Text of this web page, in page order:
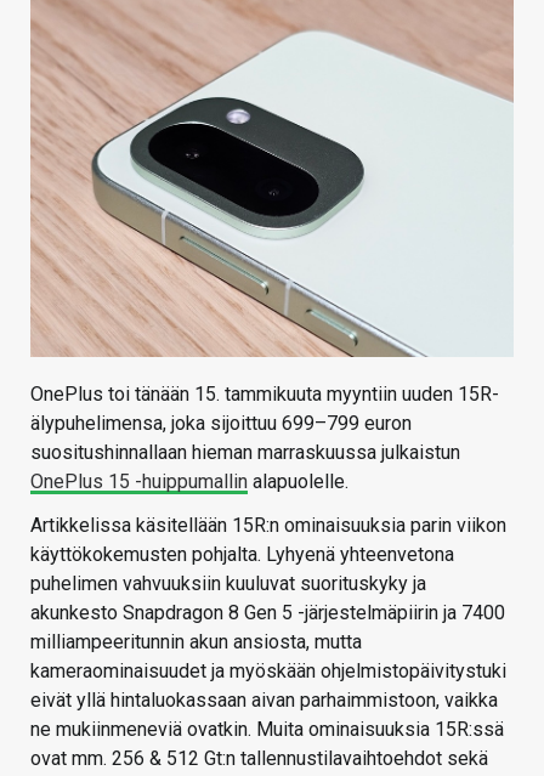
KAUPPA
VAIHDA TEEMA
HAKU
OnePlus toi tänään 15. tammikuuta myyntiin uuden 15R-
älypuhelimensa, joka sijoittuu 699–799 euron
suositushinnallaan hieman marraskuussa julkaistun
OnePlus 15 -huippumallin alapuolelle.
Artikkelissa käsitellään 15R:n ominaisuuksia parin viikon
käyttökokemusten pohjalta. Lyhyenä yhteenvetona
puhelimen vahvuuksiin kuuluvat suorituskyky ja
akunkesto Snapdragon 8 Gen 5 -järjestelmäpiirin ja 7400
milliampeeritunnin akun ansiosta, mutta
kameraominaisuudet ja myöskään ohjelmistopäivitystuki
eivät yllä hintaluokassaan aivan parhaimmistoon, vaikka
ne mukiinmeneviä ovatkin. Muita ominaisuuksia 15R:ssä
ovat mm. 256 & 512 Gt:n tallennustilavaihtoehdot sekä